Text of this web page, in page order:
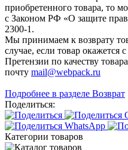
приобретенного товара, то
с Законом РФ «О защите
2300-1.
Мы принимаем к возврату
случае, если товар окажется
Претензии по качеству
почту mail@webpack.ru
Подробнее в разделе Возврат
Поделиться:
Категории товаров